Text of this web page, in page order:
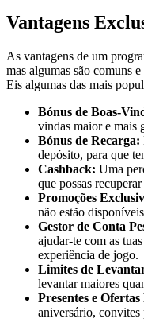
Vantagens
As vantagens de um
mas algumas são comuns
Eis algumas das mais
Bónus de Boas-
vindas maior e mais
Bónus de Recarga:
depósito, para que
Cashback: Uma
que possas
Promoções
não estão
Gestor de Conta
ajudar-te com as
experiência de jogo.
Limites de
levantar maiores
Presentes e
aniversário, convites